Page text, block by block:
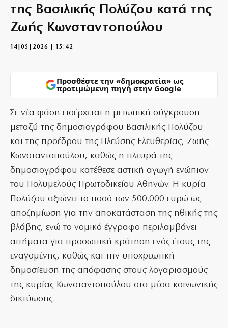
της Βασιλικής Πολύζου κατά της
Ζωής Κωνσταντοπούλου
14|05|2026 | 15:42
Προσθέστε την «δημοκρατία» ως
προτιμώμενη πηγή στην Google
Σε νέα φάση εισέρχεται η μετωπική σύγκρουση
μεταξύ της δημοσιογράφου Βασιλικής Πολύζου
και της προέδρου της Πλεύσης Ελευθερίας, Ζωής
Κωνσταντοπούλου, καθώς η πλευρά της
δημοσιογράφου κατέθεσε αστική αγωγή ενώπιον
του Πολυμελούς Πρωτοδικείου Αθηνών. Η κυρία
Πολύζου αξιώνει το ποσό των 500.000 ευρώ ως
αποζημίωση για την αποκατάσταση της ηθικής της
βλάβης, ενώ το νομικό έγγραφο περιλαμβάνει
αιτήματα για προσωπική κράτηση ενός έτους της
εναγομένης, καθώς και την υποχρεωτική
δημοσίευση της απόφασης στους λογαριασμούς
της κυρίας Κωνσταντοπούλου στα μέσα κοινωνικής
δικτύωσης.